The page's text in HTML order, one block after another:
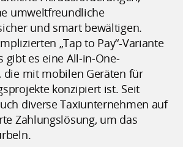
umweltfreundliche
und smart bewältigen.
„Tap to Pay“-Variante
gibt es eine All-in-One-
die mit mobilen Geräten für
konzipiert ist. Seit
diverse Taxiunternehmen auf
Zahlungslösung, um das